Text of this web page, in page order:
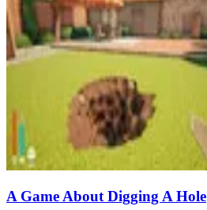
A Game About Digging A Hole